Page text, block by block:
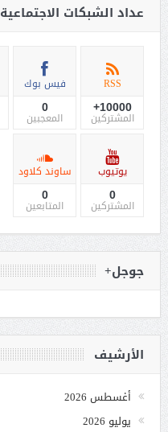
عداد الشبكات الاجتماعية
RSS
10000+
المشتركين
فيس بوك
0
المعجبين
يوتيوب
0
المشتركين
ساوند كلاود
0
المتابعين
جوجل+
الأرشيف
أغسطس 2026
يوليو 2026